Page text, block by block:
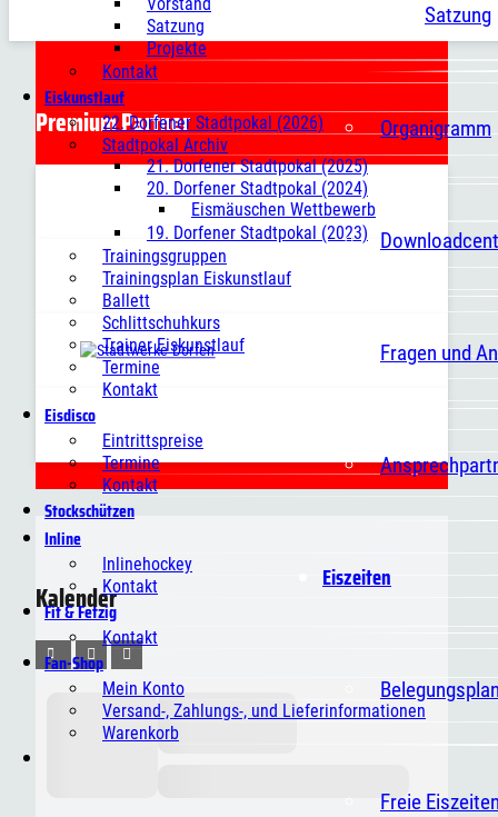
Satzung
Organigramm
Fragen und
Eiszeiten
Belegungsplan
Freie Eiszeiten
Satzung
Projekte
Kontakt
Eiskunstlauf
22. Dorfener Stadtpokal (2026)
Stadtpokal Archiv
21. Dorfener Stadtpokal (2025)
20. Dorfener Stadtpokal (2024)
Eismäuschen Wettbewerb
19. Dorfener Stadtpokal (2023)
Trainingsgruppen
Trainingsplan Eiskunstlauf
Ballett
Schlittschuhkurs
Trainer Eiskunstlauf
Termine
Kontakt
Eisdisco
Eintrittspreise
Termine
Kontakt
Stockschützen
Inline
Inlinehockey
Kontakt
Fit & Fetzig
Kontakt
Fan-Shop
Mein Konto
Versand-, Zahlungs-, und Lieferinformationen
Warenkorb
Premium Partner
Kalender